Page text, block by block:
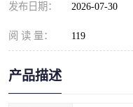
发布日期： 2026-07-30
阅 读 量： 119
产品描述